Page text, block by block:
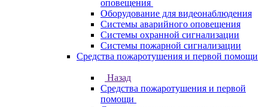
оповещения
Оборудование для видеонаблюдения
Системы аварийного оповещения
Системы охранной сигнализации
Системы пожарной сигнализации
Средства пожаротушения и первой помощи
Назад
Средства пожаротушения и первой
помощи